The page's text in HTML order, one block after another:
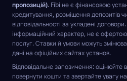
пропозицій). Fibi не є фінансовою
кредитування, розміщення депозитів
відповідальності за укладені
інформаційний характер, не є
послуг. Ставки й умови можуть
дані на офіційних сайтах установ.
Відповідальне запозичення: оцінюйте
повернути кошти та звертайте увагу